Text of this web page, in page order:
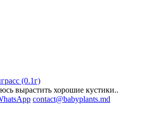
(0.1г)
вырастить хорошие кустики..
contact@babyplants.md